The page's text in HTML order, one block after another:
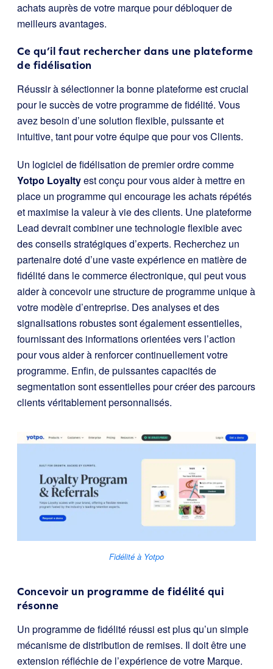
achats auprès de votre marque pour débloquer de
meilleurs avantages.
Ce qu’il faut rechercher dans une plateforme
de fidélisation
Réussir à sélectionner la bonne plateforme est crucial
pour le succès de votre programme de fidélité. Vous
avez besoin d’une solution flexible, puissante et
intuitive, tant pour votre équipe que pour vos Clients.
Un logiciel de fidélisation de premier ordre comme
Yotpo Loyaltyest conçu pour vous aider à mettre en
place un programme qui encourage les achats répétés
et maximise la valeur à vie des clients. Une plateforme
Lead devrait combiner une technologie flexible avec
des conseils stratégiques d’experts. Recherchez un
partenaire doté d’une vaste expérience en matière de
fidélité dans le commerce électronique, qui peut vous
aider à concevoir une structure de programme unique à
votre modèle d’entreprise. Des analyses et des
signalisations robustes sont également essentielles,
fournissant des informations orientées vers l’action
pour vous aider à renforcer continuellement votre
programme. Enfin, de puissantes capacités de
segmentation sont essentielles pour créer des parcours
clients véritablement personnalisés.
Fidélité à Yotpo
Concevoir un programme de fidélité qui
résonne
Un programme de fidélité réussi est plus qu’un simple
mécanisme de distribution de remises. Il doit être une
extension réfléchie de l’expérience de votre Marque.